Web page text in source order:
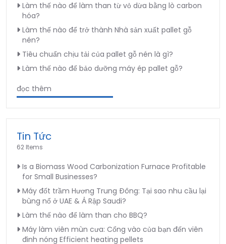
Làm thế nào để làm than từ vỏ dừa bằng lò carbon
hóa?
Làm thế nào để trở thành Nhà sản xuất pallet gỗ
nén?
Tiêu chuẩn chịu tải của pallet gỗ nén là gì?
Làm thế nào để bảo dưỡng máy ép pallet gỗ?
đọc thêm
Tin Tức
62 Items
Is a Biomass Wood Carbonization Furnace Profitable
for Small Businesses?
Máy đốt trầm Hương Trung Đông: Tại sao nhu cầu lại
bùng nổ ở UAE & Ả Rập Saudi?
Làm thế nào để làm than cho BBQ?
Máy làm viên mùn cưa: Cổng vào của bạn đến viên
đinh nóng Efficient heating pellets